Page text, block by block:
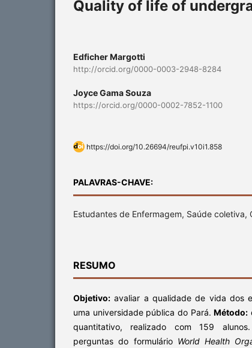
Quality of life of
Edficher Margotti
http://orcid.org/0000-0003-2948-8284
Joyce Gama Souza
https://orcid.org/0000-0002-7852-1100
https://doi.org/10.26694/reufpi.v10i1.858
PALAVRAS-CHAVE:
Estudantes de Enfermagem, Saúde coletiva,
RESUMO
Objetivo: avaliar a qualidade de vida dos
uma universidade pública do Pará.Método:
quantitativo, realizado com 159
perguntas do formulário World Health